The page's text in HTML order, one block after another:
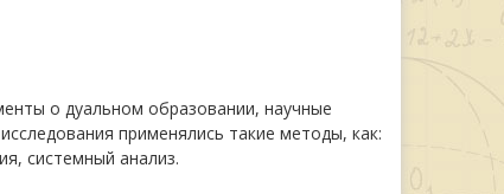
о дуальном образовании, научные
применялись такие методы, как:
системный анализ.